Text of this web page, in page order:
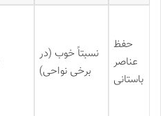
حفظ
عناصر
باستانی
نسبتاً خوب (در
برخی نواحی)